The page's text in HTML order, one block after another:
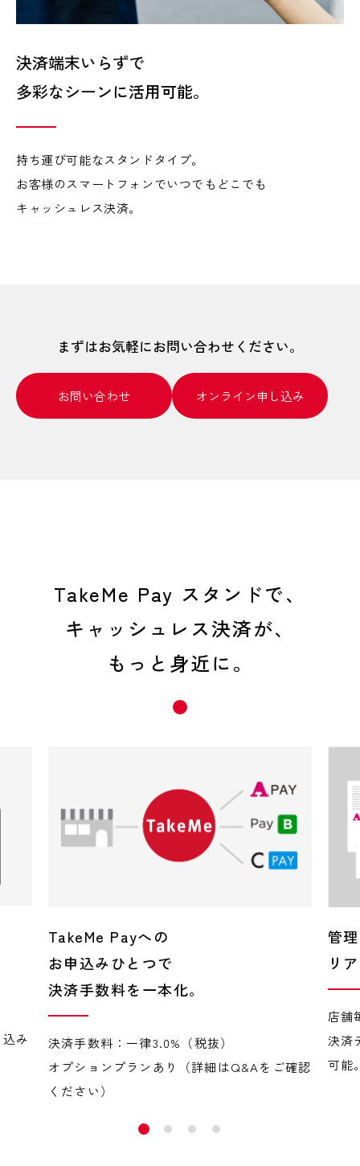
決済端末いらずで
多彩なシーンに活用可能。
持ち運び可能なスタンドタイプ。
お客様のスマートフォンでいつでもどこでも
キャッシュレス決済。
まずはお気軽にお問い合わせください。
お問い合わせ オンライン申し込み
TakeMe Pay スタンドで、
キャッシュレス決済が、
もっと身近に。
み
TakeMe Payへの
お申込みひとつで
決済手数料を一本化。
決済手数料：一律3.0%（税抜）
オプションプランあり（詳細はQ&Aをご確認
ください）
管
リ
店舗
決済
可能